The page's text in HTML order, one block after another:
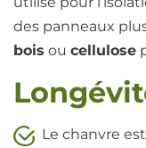
des panneaux
bois ou cellulose
Le chanvre